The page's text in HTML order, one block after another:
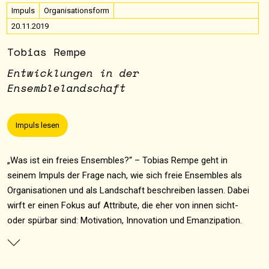
Impuls
Organisationsform
20.11.2019
Tobias Rempe
Entwicklungen in der
Ensemblelandschaft
Impuls lesen
„Was ist ein freies Ensembles?“ – Tobias Rempe geht in
seinem Impuls der Frage nach, wie sich freie Ensembles als
Organisationen und als Landschaft beschreiben lassen. Dabei
wirft er einen Fokus auf Attribute, die eher von innen sicht-
oder spürbar sind: Motivation, Innovation und Emanzipation.